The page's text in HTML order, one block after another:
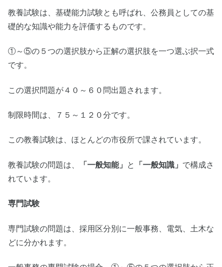
教養試験は、基礎能力試験とも呼ばれ、公務員としての基
礎的な知識や能力を評価するものです。
①～⑤の５つの選択肢から正解の選択肢を一つ選ぶ択一式
です。
この選択問題が４０～６０問出題されます。
制限時間は、７５～１２０分です。
この教養試験は、ほとんどの市役所で課されています。
教養試験の問題は、 「一般知能」 と 「一般知識」 で構成さ
れています。
専門試験
専門試験の問題は、採用区分別に一般事務、電気、土木な
どに分かれます。